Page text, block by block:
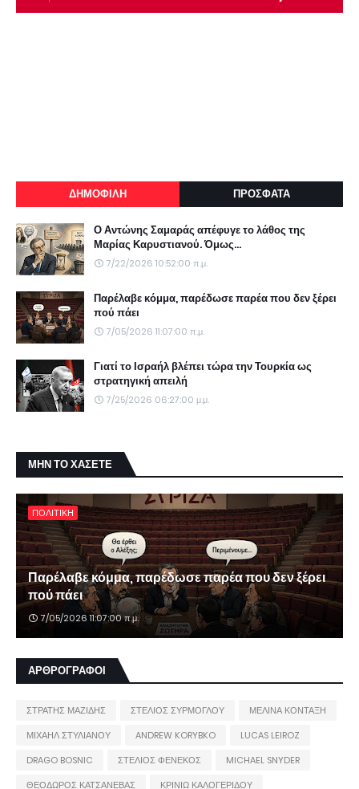
ΔΗΜΟΦΙΛΗ ΠΡΟΣΦΑΤΑ
Ο Αντώνης Σαμαράς απέφυγε το λάθος της
Μαρίας Καρυστιανού. Όμως...
7/22/2026 10:52:00 π.μ.
Παρέλαβε κόμμα, παρέδωσε παρέα που δεν ξέρει
πού πάει
7/05/2026 11:07:00 π.μ.
Γιατί το Ισραήλ βλέπει τώρα την Τουρκία ως
στρατηγική απειλή
7/25/2026 06:27:00 μ.μ.
ΜΗΝ ΤΟ ΧΑΣΕΤΕ
ΠΟΛΙΤΙΚΗ
Παρέλαβε κόμμα, παρέδωσε παρέα που δεν ξέρει
πού πάει
7/05/2026 11:07:00 π.μ.
ΑΡΘΡΟΓΡΑΦΟΙ
ΣΤΡΑΤΗΣ ΜΑΖΙΔΗΣ ΣΤΕΛΙΟΣ ΣΥΡΜΟΓΛΟΥ
ΜΕΛΙΝΑ ΚΟΝΤΑΞΗ
ΜΙΧΑΗΛ ΣΤΥΛΙΑΝΟΥ
ANDREW KORYBKO
LUCAS LEIROZ
DRAGO BOSNIC
ΣΤΕΛΙΟΣ ΦΕΝΕΚΟΣ
MICHAEL SNYDER
ΘΕΟΔΩΡΟΣ ΚΑΤΣΑΝΕΒΑΣ
ΚΡΙΝΙΩ ΚΑΛΟΓΕΡΙΔΟΥ